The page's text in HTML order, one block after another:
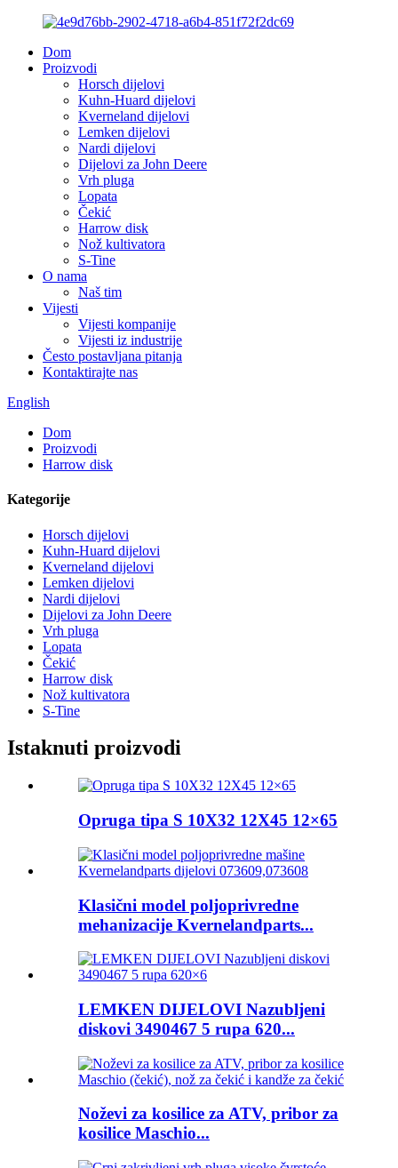
Dom
Proizvodi
Horsch dijelovi
Kuhn-Huard dijelovi
Kverneland dijelovi
Lemken dijelovi
Nardi dijelovi
Dijelovi za John Deere
Vrh pluga
Lopata
Čekić
Harrow disk
Nož kultivatora
S-Tine
O nama
Naš tim
Vijesti
Vijesti kompanije
Vijesti iz industrije
Često postavljana pitanja
Kontaktirajte nas
English
Dom
Proizvodi
Harrow disk
Kategorije
Horsch dijelovi
Kuhn-Huard dijelovi
Kverneland dijelovi
Lemken dijelovi
Nardi dijelovi
Dijelovi za John Deere
Vrh pluga
Lopata
Čekić
Harrow disk
Nož kultivatora
S-Tine
Istaknuti proizvodi
Opruga tipa S 10X32 12X45 12×65
Klasični model poljoprivredne
mehanizacije Kvernelandparts...
LEMKEN DIJELOVI Nazubljeni
diskovi 3490467 5 rupa 620...
Noževi za kosilice za ATV, pribor za
kosilice Maschio...